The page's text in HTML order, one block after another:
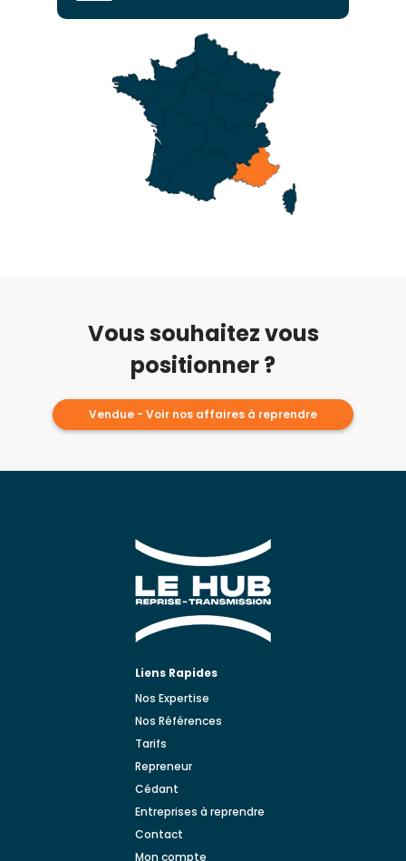
Vous souhaitez vous
positionner ?
Vendue - Voir nos affaires à reprendre
Liens Rapides
Nos Expertise
Nos Références
Tarifs
Repreneur
Cédant
Entreprises à reprendre
Contact
Mon compte